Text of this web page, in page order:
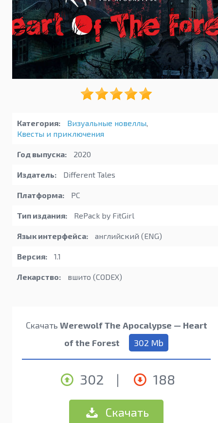
Категория: Визуальные новеллы,
Квесты и приключения
Год выпуска: 2020
Издатель: Different Tales
Платформа: PC
Тип издания: RePack by FitGirl
Язык интерфейса: английский (ENG)
Версия: 1.1
Лекарство: вшито (CODEX)
Скачать Werewolf The Apocalypse — Heart
of the Forest
302 Mb
302 | 188
Скачать